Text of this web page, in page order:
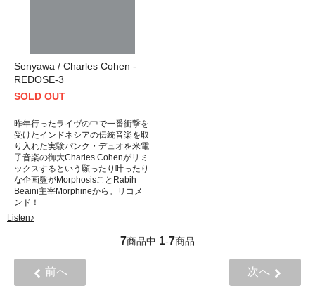
Senyawa / Charles Cohen -
REDOSE-3
SOLD OUT
昨年行ったライヴの中で一番衝撃を
受けたインドネシアの伝統音楽を取
り入れた実験パンク・デュオを米電
子音楽の御大Charles Cohenがリミ
ックスするという願ったり叶ったり
な企画盤がMorphosisことRabih
Beaini主宰Morphineから。リコメ
ンド！
Listen♪
7商品中 1-7商品
前へ 次へ